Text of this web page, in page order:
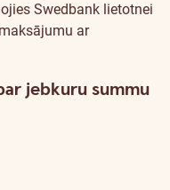
Swedbank lietotnei
ar
jebkuru summu